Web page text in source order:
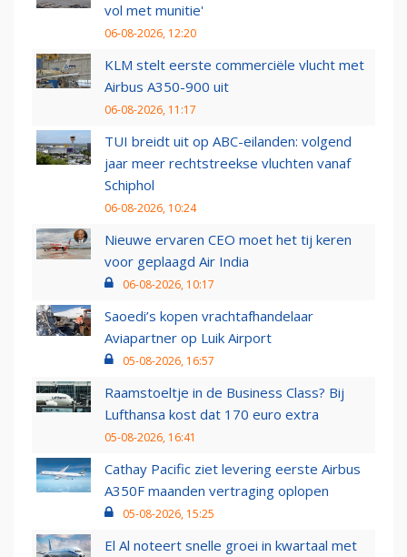
vol met munitie'
06-08-2026, 12:20
KLM stelt eerste commerciële vlucht met
Airbus A350-900 uit
06-08-2026, 11:17
TUI breidt uit op ABC-eilanden: volgend
jaar meer rechtstreekse vluchten vanaf
Schiphol
06-08-2026, 10:24
Nieuwe ervaren CEO moet het tij keren
voor geplaagd Air India
06-08-2026, 10:17
Saoedi’s kopen vrachtafhandelaar
Aviapartner op Luik Airport
05-08-2026, 16:57
Raamstoeltje in de Business Class? Bij
Lufthansa kost dat 170 euro extra
05-08-2026, 16:41
Cathay Pacific ziet levering eerste Airbus
A350F maanden vertraging oplopen
05-08-2026, 15:25
El Al noteert snelle groei in kwartaal met